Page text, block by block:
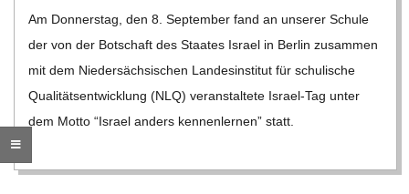
R
E
-
G
Am Don­ners­tag, den 8. Sep­tem­ber fand an unse­rer Schule
der von der Bot­schaft des Staa­tes Israel in Ber­lin zusam­men
mit dem Nie­der­säch­si­schen Lan­des­in­sti­tut für schu­li­sche
Qua­li­täts­ent­wick­lung (NLQ) ver­an­stal­tete Israel-Tag unter
dem Motto “Israel anders ken­nen­ler­nen” statt.